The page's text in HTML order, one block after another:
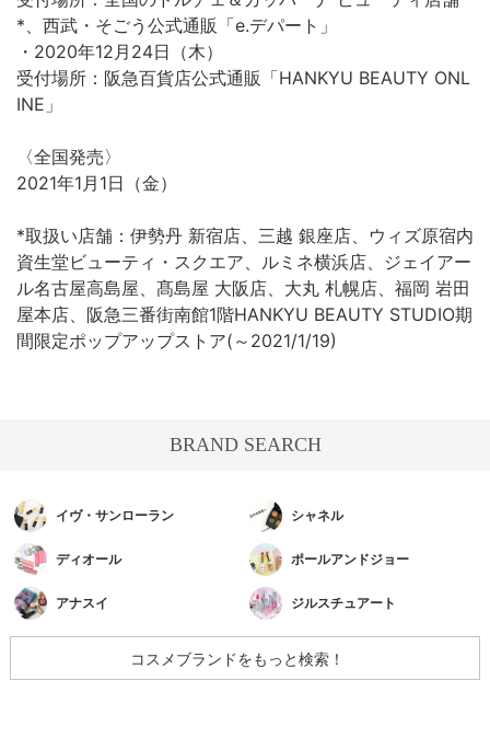
*、西武・そごう公式通販「e.デパート」
・2020年12月24日（木）
受付場所：阪急百貨店公式通販「HANKYU BEAUTY ONL
INE」
〈全国発売〉
2021年1月1日（金）
*取扱い店舗：伊勢丹 新宿店、三越 銀座店、ウィズ原宿内
資生堂ビューティ・スクエア、ルミネ横浜店、ジェイアー
ル名古屋高島屋、髙島屋 大阪店、大丸 札幌店、福岡 岩田
屋本店、阪急三番街南館1階HANKYU BEAUTY STUDIO期
間限定ポップアップストア(～2021/1/19)
BRAND SEARCH
イヴ・サンローラン シャネル
ディオール ポールアンドジョー
アナスイ ジルスチュアート
コスメブランドをもっと検索！